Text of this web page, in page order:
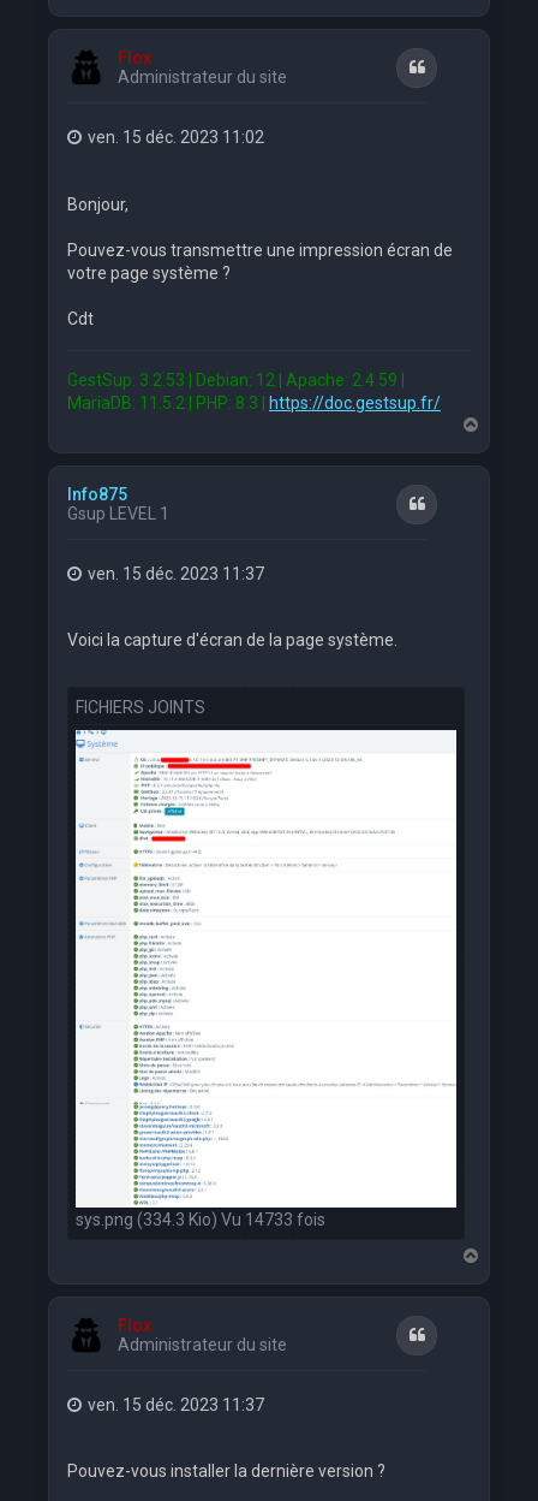
a
u
Flox
Administrateur du site
Citation
ven. 15 déc. 2023 11:02
Bonjour,
Pouvez-vous transmettre une impression écran de
votre page système ?
Cdt
GestSup: 3.2.53 | Debian: 12 | Apache: 2.4.59 |
MariaDB: 11.5.2 | PHP: 8.3 |
https://doc.gestsup.fr/
a
Info875
Gsup LEVEL 1
Citation
ven. 15 déc. 2023 11:37
Voici la capture d'écran de la page système.
FICHIERS JOINTS
sys.png (334.3 Kio) Vu 14733 fois
a
Flox
Administrateur du site
Citation
ven. 15 déc. 2023 11:37
Pouvez-vous installer la dernière version ?